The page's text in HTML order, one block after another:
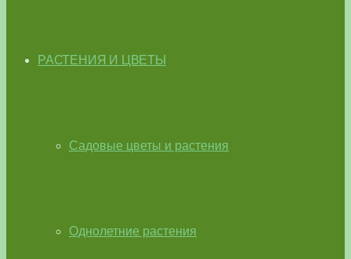
РАСТЕНИЯ И ЦВЕТЫ
Садовые цветы и растения
Однолетние растения